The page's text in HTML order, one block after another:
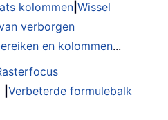
kolommen Wissel
verborgen
en kolommen...
Verbeterde formulebalk